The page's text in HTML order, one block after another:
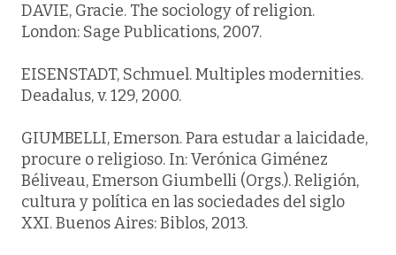
DAVIE, Gracie. The sociology of religion.
London: Sage Publications, 2007.
EISENSTADT, Schmuel. Multiples modernities.
Deadalus,v. 129, 2000.
GIUMBELLI, Emerson. Para estudar a laicidade,
procure o religioso. In: Verónica Giménez
Béliveau, Emerson Giumbelli (Orgs.).Religión,
cultura y política en las sociedades del siglo
XXI.Buenos Aires: Biblos, 2013.